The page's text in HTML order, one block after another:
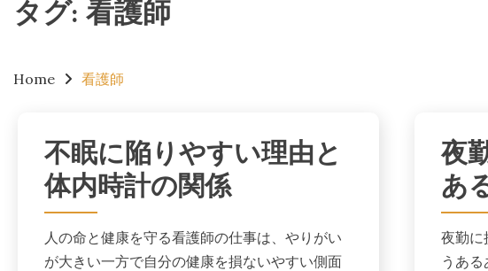
タグ: 看護師
Home 看護師
不眠に陥りやすい理由と
体内時計の関係
人の命と健康を守る看護師の仕事は、やりがい
が大きい一方で自分の健康を損ないやすい側面
夜
あ
夜勤に
うあ